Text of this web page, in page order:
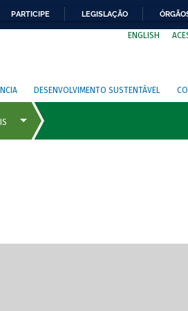
PARTICIPE LEGISLAÇÃO
ENGLISH
DESENVOLVIMENTO SUSTENTÁVEL
de